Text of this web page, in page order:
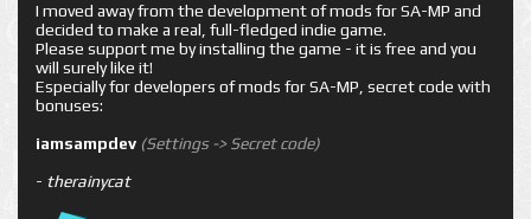
I moved away from the development of mods for SA-MP and
decided to make a real, full-fledged indie game.
Please support me by installing the game - it is free and you
will surely like it!
Especially for developers of mods for SA-MP, secret code with
bonuses:
iamsampdev (Settings -> Secret code)
- therainycat